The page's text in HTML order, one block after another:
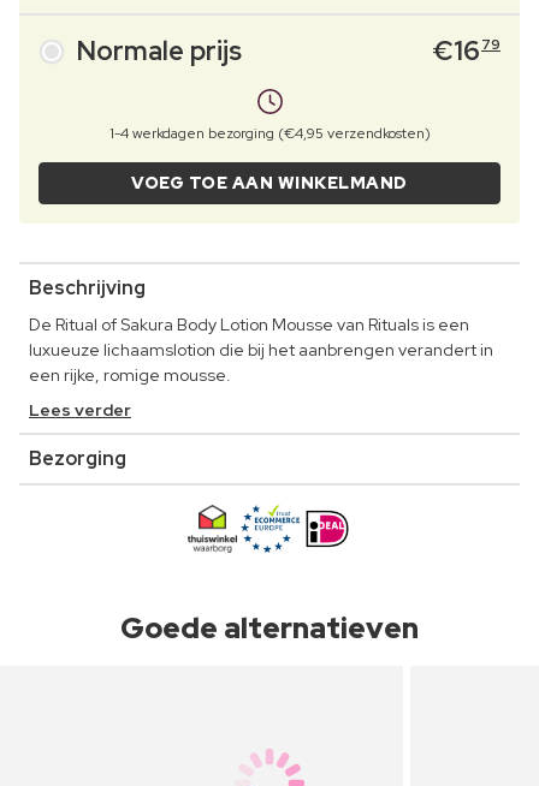
Normale prijs €16 79
1-4 werkdagen bezorging (€4,95 verzendkosten)
VOEG TOE AAN WINKELMAND
Beschrijving
De Ritual of Sakura Body Lotion Mousse van Rituals is een
luxueuze lichaamslotion die bij het aanbrengen verandert in
een rijke, romige mousse.
Lees verder
Bezorging
Goede alternatieven